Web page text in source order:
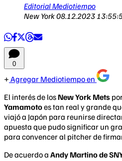
Editorial Mediotiempo
New York08.12.2023
0
Agregar Mediotiempo en
El interés de los New York Mets
Yamamotoes tan real y grande
viajó a Japón para reunirse
apuesta que pudo significar un
para convencer al pitcher de
De acuerdo a Andy Martino de